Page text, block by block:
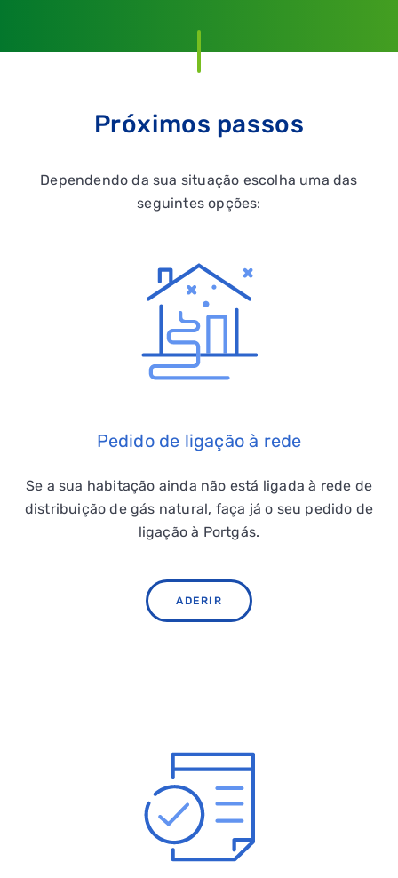
Próximos passos
Dependendo da sua situação escolha uma das
seguintes opções:
Pedido de ligação à rede
Se a sua habitação ainda não está ligada à rede de
distribuição de gás natural, faça já o seu pedido de
ligação à Portgás.
ADERIR